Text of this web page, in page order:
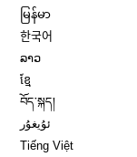
မြန်မာ
한국어
ລາວ
ខ្មែ
བོད་སྐད།
ئۇيغۇر
Tiếng Việt